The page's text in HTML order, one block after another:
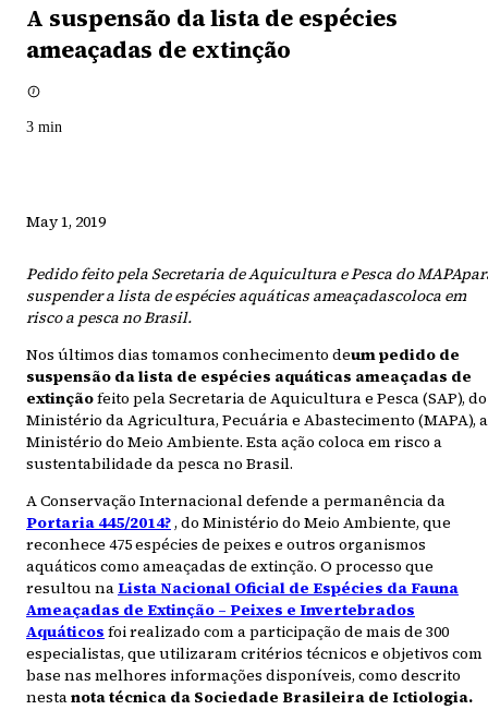
A suspensão da lista de espécies
ameaçadas de extinção
3 min
May 1, 2019
Pedido feito pela Secretaria de Aquicultura e Pesca do
suspender a lista de espécies aquáticas ameaçadascoloca em
risco a pesca no Brasil.
Nos últimos dias tomamos conhecimento deum pedido de
suspensão da lista de espécies aquáticas ameaçadas de
extinçãofeito pela Secretaria de Aquicultura e Pesca (SAP), do
Ministério da Agricultura, Pecuária e Abastecimento (MAPA),
Ministério do Meio Ambiente. Esta ação coloca em risco a
sustentabilidade da pesca no Brasil.
A Conservação Internacional defende a permanência da
Portaria 445/2014?, do Ministério do Meio Ambiente, que
reconhece 475 espécies de peixes e outros organismos
aquáticos como ameaçadas de extinção. O processo que
resultou na Lista Nacional Oficial de Espécies da Fauna
Ameaçadas de Extinção – Peixes e Invertebrados
Aquáticos foi realizado com a participação de mais de 300
especialistas, que utilizaram critérios técnicos e objetivos com
base nas melhores informações disponíveis, como descrito
nestanota técnica da Sociedade Brasileira de Ictiologia.